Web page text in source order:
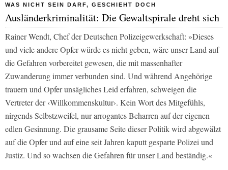
WAS NICHT SEIN DARF, GESCHIEHT DOCH
Ausländerkriminalität: Die Gewaltspirale dreht sich
Rainer Wendt, Chef der Deutschen Polizeigewerkschaft: »Dieses
und viele andere Opfer würde es nicht geben, wäre unser Land auf
die Gefahren vorbereitet gewesen, die mit massenhafter
Zuwanderung immer verbunden sind. Und während Angehörige
trauern und Opfer unsägliches Leid erfahren, schweigen die
Vertreter der ‹Willkommenskultur›. Kein Wort des Mitgefühls,
nirgends Selbstzweifel, nur arrogantes Beharren auf der eigenen
edlen Gesinnung. Die grausame Seite dieser Politik wird abgewälzt
auf die Opfer und auf eine seit Jahren kaputt gesparte Polizei und
Justiz. Und so wachsen die Gefahren für unser Land beständig.«